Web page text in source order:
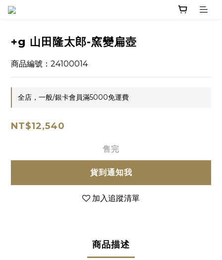
+g 山田隆太郎-窯變扁壺
商品編號：24100014
全店，一般/銀卡會員滿5000免運費
NT$12,540
售完
貨到通知我
加入追蹤清單
商品描述